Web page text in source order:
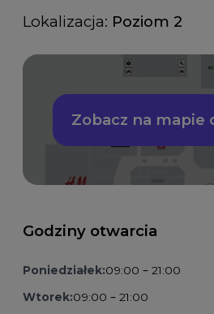
Lokalizacja: Poziom 2
Zobacz na mapie
Godziny otwarcia
Poniedziałek:09:00 – 21:00
Wtorek:09:00 – 21:00